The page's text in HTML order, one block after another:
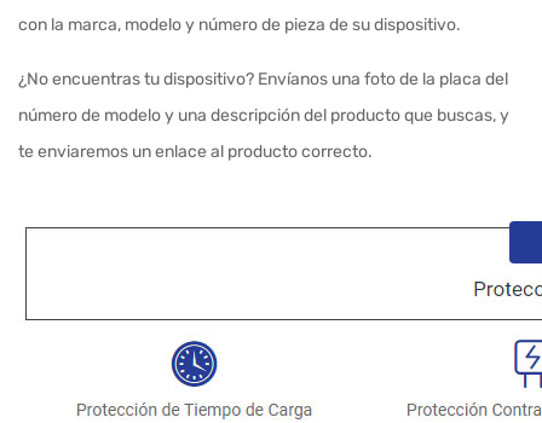
con la marca, modelo y número de pieza de su dispositivo.
¿No encuentras tu dispositivo? Envíanos una foto de la placa del
número de modelo y una descripción del producto que buscas, y
te enviaremos un enlace al producto correcto.